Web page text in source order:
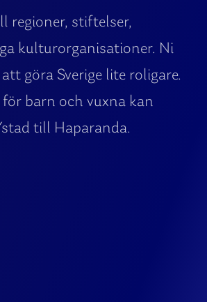
regioner, stiftelser,
kulturorganisationer. Ni
göra Sverige lite roligare.
barn och vuxna kan
till Haparanda.